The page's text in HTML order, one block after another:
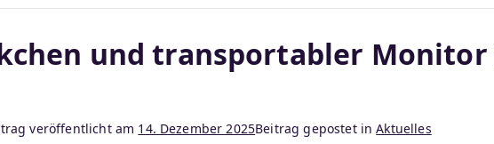
und transportabler
veröffentlicht am 14. Dezember 2025Beitrag gepostet inAktuelles